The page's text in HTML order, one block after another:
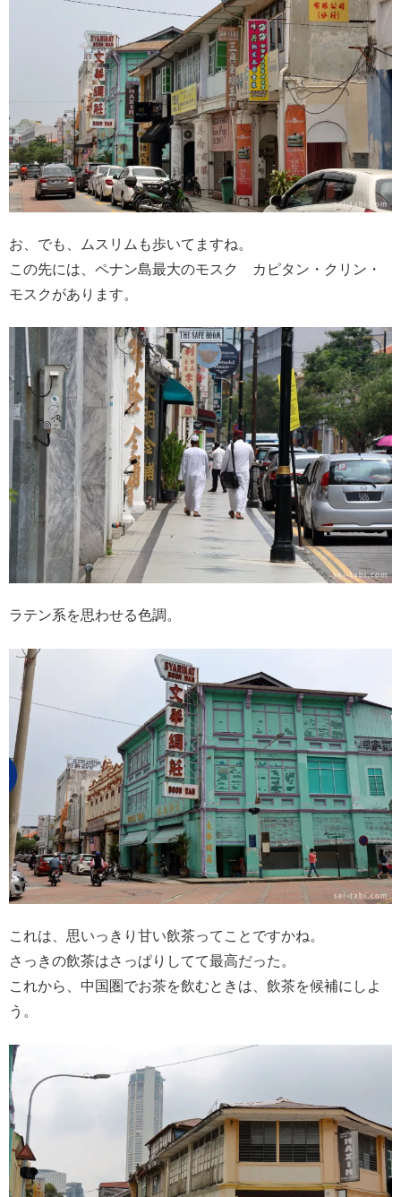
お、でも、ムスリムも歩いてますね。
この先には、ペナン島最大のモスク カピタン・クリン・
モスクがあります。
ラテン系を思わせる色調。
これは、思いっきり甘い飲茶ってことですかね。
さっきの飲茶はさっぱりしてて最高だった。
これから、中国圏でお茶を飲むときは、飲茶を候補にしよ
う。